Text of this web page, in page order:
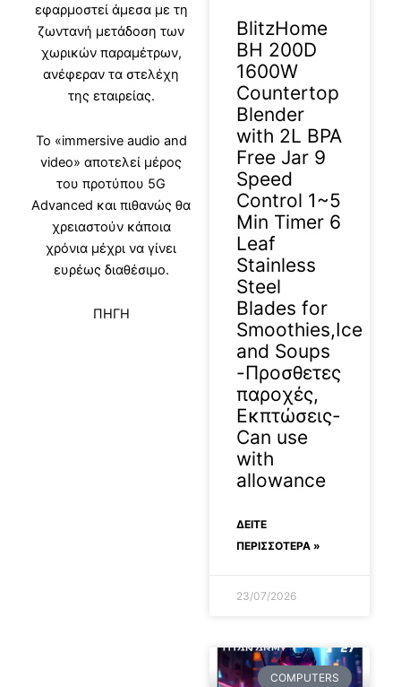
εφαρμοστεί άμεσα με τη
ζωντανή μετάδοση των
χωρικών παραμέτρων,
ανέφεραν τα στελέχη
της εταιρείας.
Το «immersive audio and
video» αποτελεί μέρος
του προτύπου 5G
Advanced και πιθανώς θα
χρειαστούν κάποια
χρόνια μέχρι να γίνει
ευρέως διαθέσιμο.
ΠΗΓΗ
BlitzHome
BH 200D
1600W
Countertop
Blender
with 2L BPA
Free Jar 9
Speed
Control 1~5
Min Timer 6
Leaf
Stainless
Steel
Blades for
Smoothies,Ice
and Soups
-Προσθετες
παροχές,
Εκπτώσεις-
Can use
with
allowance
ΔΕΊΤΕ
ΠΕΡΙΣΣΟΤΕΡΑ »
23/07/2026
COMPUTERS